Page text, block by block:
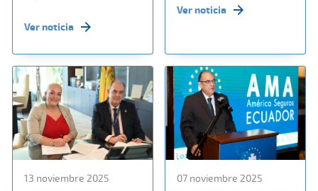
Ver noticia
Ver noticia
13 noviembre 2025 07 noviembre 2025